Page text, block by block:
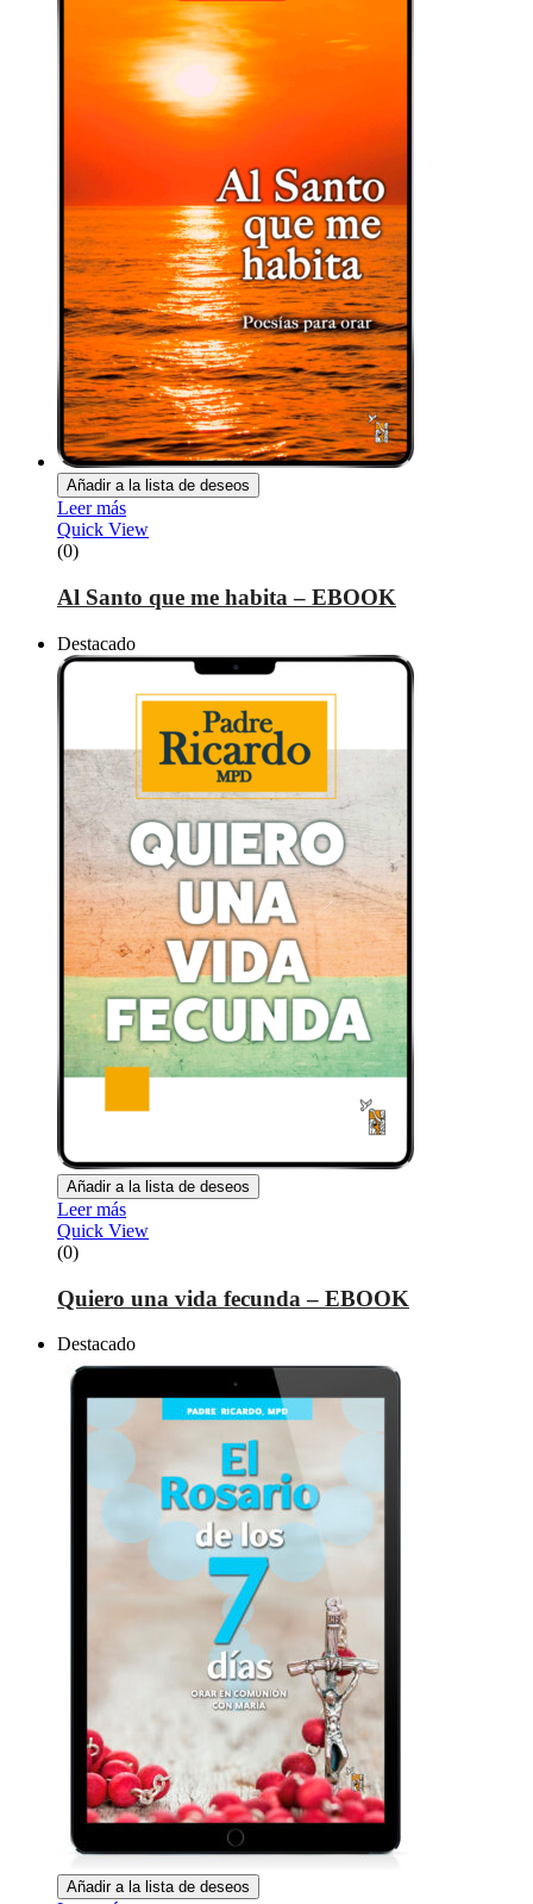
Añadir a la lista de deseos
Leer más
Quick View
(0)
Al Santo que me habita – EBOOK
Destacado
Añadir a la lista de deseos
Leer más
Quick View
(0)
Quiero una vida fecunda – EBOOK
Destacado
Añadir a la lista de deseos